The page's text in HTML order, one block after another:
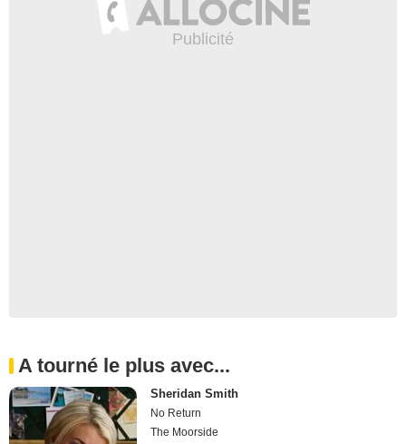
A tourné le plus avec...
Sheridan Smith
No Return
The Moorside